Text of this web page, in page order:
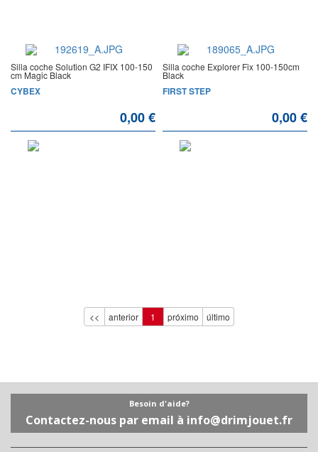
Silla coche Solution G2 IFIX 100-150
cm Magic Black
CYBEX
0,00 €
Silla coche Explorer Fix 100-150cm
Black
FIRST STEP
0,00 €
<< anterior 1 próximo último
Besoin d'aide?
Contactez-nous par email à info@drimjouet.fr